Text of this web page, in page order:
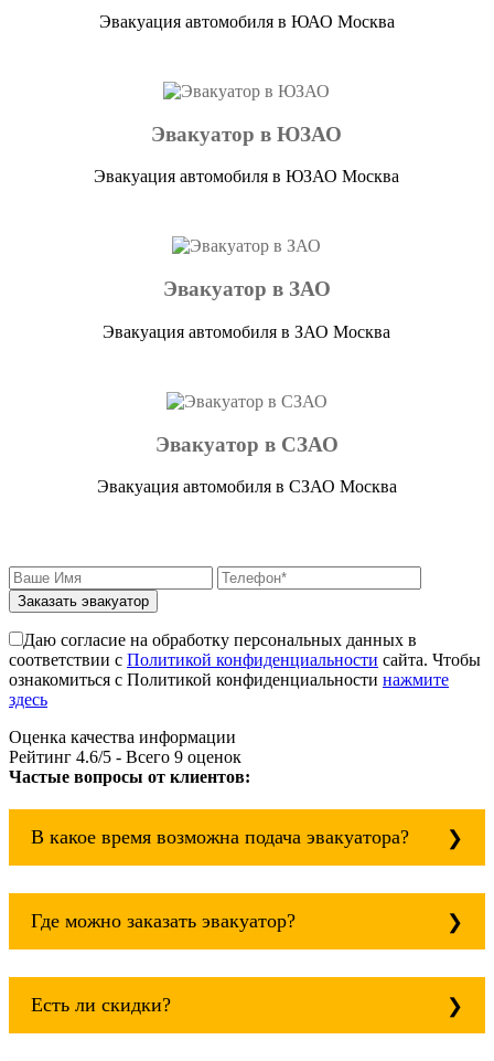
Эвакуация автомобиля в ЮАО Москва
Эвакуатор в ЮЗАО
Эвакуация автомобиля в ЮЗАО Москва
Эвакуатор в ЗАО
Эвакуация автомобиля в ЗАО Москва
Эвакуатор в СЗАО
Эвакуация автомобиля в СЗАО Москва
Заказать эвакуатор
Даю согласие на обработку персональных данных в
соответствии с Политикой конфиденциальности сайта. Чтобы
ознакомиться с Политикой конфиденциальности нажмите
здесь
Оценка качества информации
Рейтинг 4.6/5 - Всего 9 оценок
Частые вопросы от клиентов:
В какое время возможна подача эвакуатора?
Боровское шоссе всегда рядом!
Где можно заказать эвакуатор?
расстояние звоните круглосуточно, но
Есть ли скидки?